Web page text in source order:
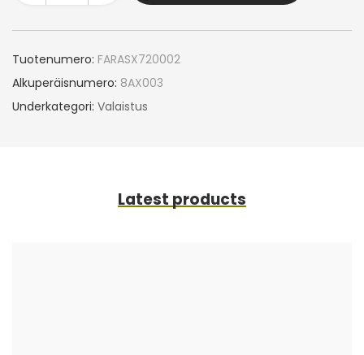
Tuotenumero: FARASX720002
Alkuperäisnumero: 8AX003
Underkategori: Valaistus
Latest products